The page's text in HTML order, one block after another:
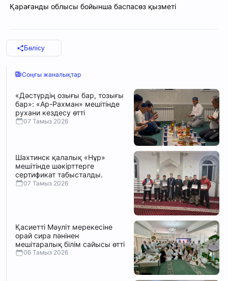
Қарағанды облысы бойынша баспасөз қызметі
Бөлісу
Соңғы жаналықтар
«Дәстүрдің озығы бар, тозығы
бар»: «Ар-Рахман» мешітінде
рухани кездесу өтті
07 Тамыз 2026
Шахтинск қалалық «Нұр»
мешітінде шәкірттерге
сертификат табысталды.
07 Тамыз 2026
Қасиетті Мәуліт мерекесіне
орай сира пәнінен
мешітаралық білім сайысы өтті
06 Тамыз 2026